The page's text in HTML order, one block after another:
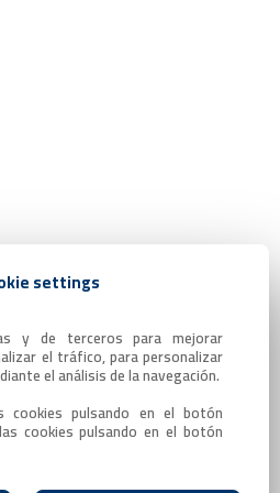
settings
y de terceros para mejorar
el tráfico, para personalizar
el análisis de la navegación.
cookies pulsando en el botón
cookies pulsando en el botón